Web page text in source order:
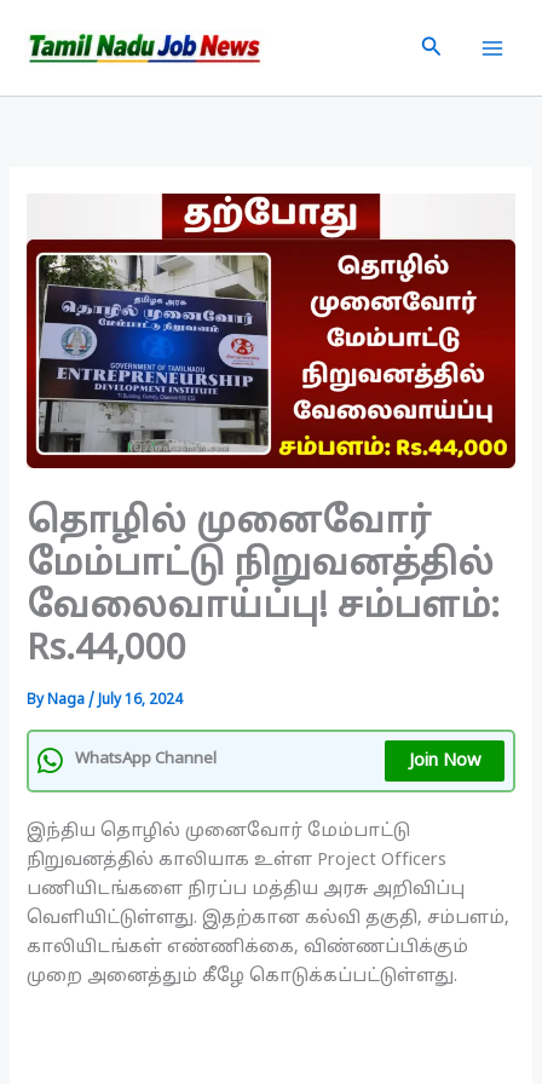
Search
தொழில் முனைவோர்
மேம்பாட்டு நிறுவனத்தில்
வேலைவாய்ப்பு! சம்பளம்:
Rs.44,000
ByNaga/ July 16, 2024
WhatsApp Channel Join Now
இந்திய தொழில் முனைவோர் மேம்பாட்டு
நிறுவனத்தில் காலியாக உள்ள Project Officers
பணியிடங்களை நிரப்ப மத்திய அரசு அறிவிப்பு
வெளியிட்டுள்ளது. இதற்கான கல்வி தகுதி, சம்பளம்,
காலியிடங்கள் எண்ணிக்கை, விண்ணப்பிக்கும்
முறை அனைத்தும் கீழே கொடுக்கப்பட்டுள்ளது.